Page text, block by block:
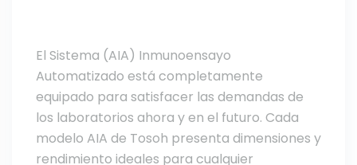
El Sistema (AIA) Inmunoensayo
Automatizado está completamente
equipado para satisfacer las demandas de
los laboratorios ahora y en el futuro. Cada
modelo AIA de Tosoh presenta dimensiones y
rendimiento ideales para cualquier